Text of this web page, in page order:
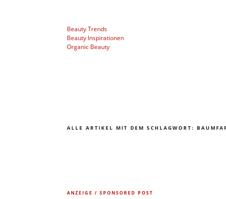
Beauty Trends
Beauty Inspirationen
Organic Beauty
ALLE ARTIKEL MIT DEM SCHLAGWORT:
ANZEIGE / SPONSORED POST